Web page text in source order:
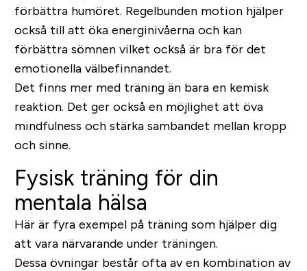
förbättra humöret. Regelbunden motion hjälper
också till att öka energinivåerna och kan
förbättra sömnen vilket också är bra för det
emotionella välbefinnandet.
Det finns mer med träning än bara en kemisk
reaktion. Det ger också en möjlighet att öva
mindfulness och stärka sambandet mellan kropp
och sinne.
Fysisk träning för din
mentala hälsa
Här är fyra exempel på träning som hjälper dig
att vara närvarande under träningen.
Dessa övningar består ofta av en kombination av